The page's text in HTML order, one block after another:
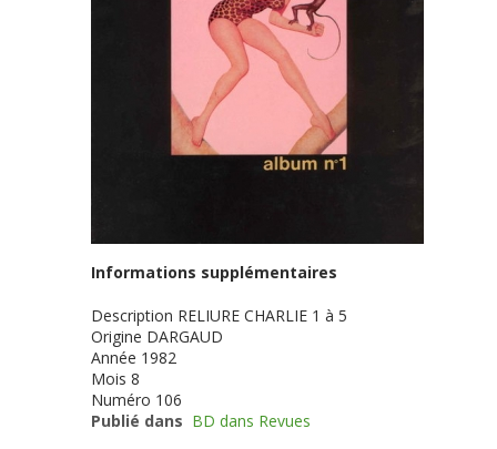
Informations supplémentaires
Description RELIURE CHARLIE 1 à 5
Origine DARGAUD
Année 1982
Mois 8
Numéro 106
Publié dans BD dans Revues